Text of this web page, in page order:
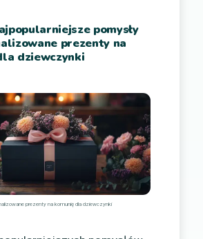
pomysły
prezenty na
dziewczynki
prezenty na komunię dla dziewczynki